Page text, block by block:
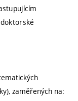
zaměřených na: